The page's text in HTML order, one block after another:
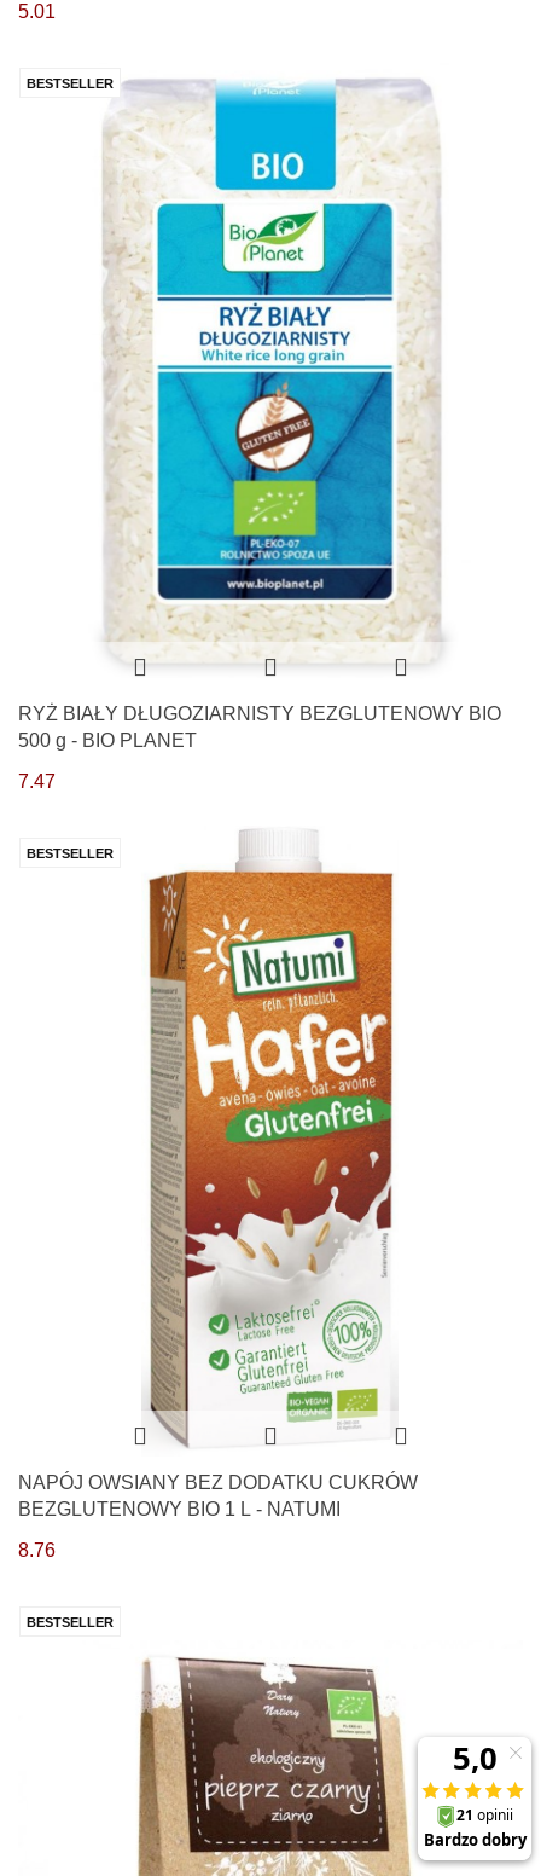
5.01
BESTSELLER
RYŻ BIAŁY DŁUGOZIARNISTY BEZGLUTENOWY BIO
500 g - BIO PLANET
7.47
BESTSELLER
NAPÓJ OWSIANY BEZ DODATKU CUKRÓW
BEZGLUTENOWY BIO 1 L - NATUMI
8.76
BESTSELLER